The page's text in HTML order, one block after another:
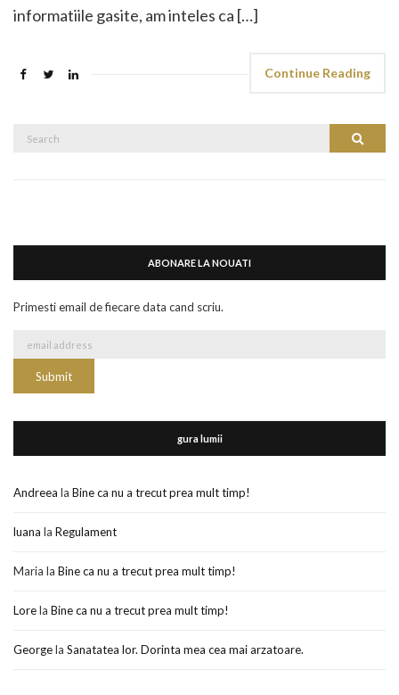
informatiile gasite, am inteles ca […]
Continue Reading
Search
ABONARE LA NOUATI
Primesti email de fiecare data cand scriu.
gura lumii
Andreea la Bine ca nu a trecut prea mult timp!
luana la Regulament
Maria la Bine ca nu a trecut prea mult timp!
Lorela Bine ca nu a trecut prea mult timp!
Georgela Sanatatea lor. Dorinta mea cea mai arzatoare.